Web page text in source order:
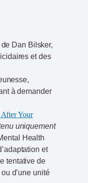
Dan Bilsker,
et des
à demander
Your
uniquement
Health
et
tentative de
d’une unité